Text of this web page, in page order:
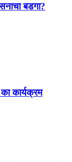
बडगा?
कार्यक्रम